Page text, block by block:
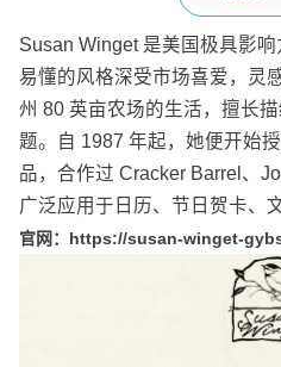
Susan Winget 是美国极具影
易懂的风格深受市场喜爱，灵
州 80 英亩农场的生活，擅长
题。自 1987 年起，她便开始
品，合作过 Cracker Barrel 、
广泛应用于日历、节日贺卡、
官网： https://susan-winget-